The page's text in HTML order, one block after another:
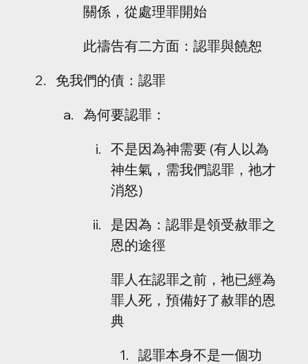
關係，從處理罪開始
此禱告有二方面：認罪與饒恕
免我們的債：認罪
為何要認罪：
不是因為神需要 (有人以為
神生氣，需我們認罪，祂才
消怒)
是因為：認罪是領受赦罪之
恩的途徑
罪人在認罪之前，祂已經為
罪人死，預備好了赦罪的恩
典
認罪本身不是一個功